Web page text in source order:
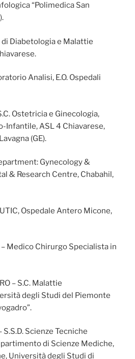
“Polimedica San
di Diabetologia e Malattie
Analisi, E.O. Ospedali
Ostetricia e Ginecologia,
Infantile, ASL 4 Chiavarese,
(GE).
Gynecology &
& Research Centre, Chabahil,
UTIC, Ospedale Antero Micone,
– Medico Chirurgo Specialista in
– S.C. Malattie
degli Studi del Piemonte
S.S.D. Scienze Tecniche
di Scienze Mediche,
Università degli Studi di